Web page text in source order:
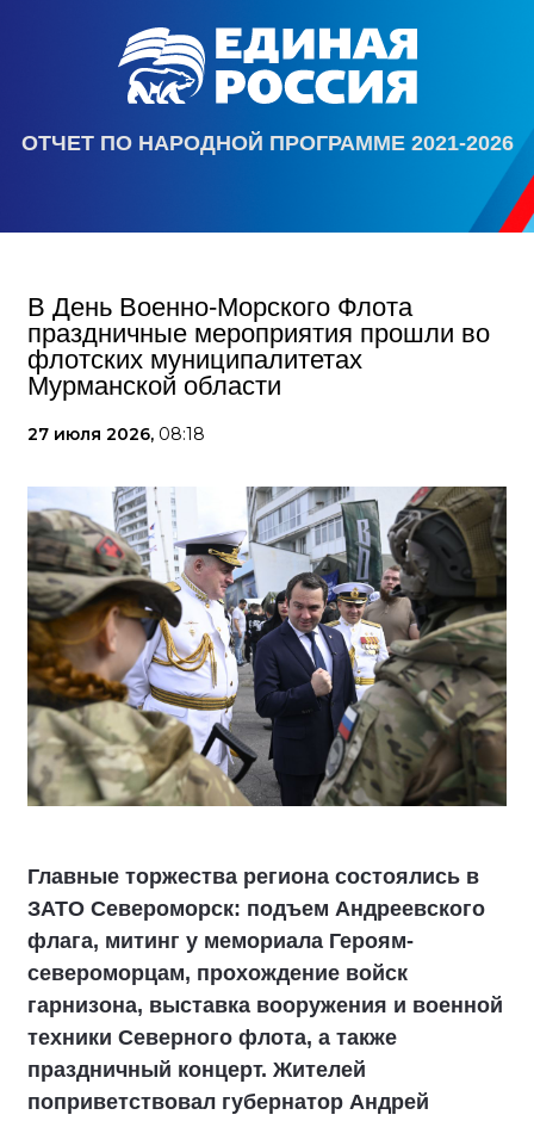
ОТЧЕТ ПО НАРОДНОЙ ПРОГРАММЕ 2021-2026
В День Военно-Морского Флота
праздничные мероприятия прошли во
флотских муниципалитетах
Мурманской области
27 июля 2026, 08:18
Главные торжества региона состоялись в
ЗАТО Североморск: подъем Андреевского
флага, митинг у мемориала Героям-
североморцам, прохождение войск
гарнизона, выставка вооружения и военной
техники Северного флота, а также
праздничный концерт. Жителей
поприветствовал губернатор Андрей